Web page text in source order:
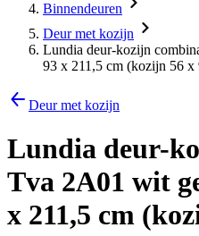
Binnendeuren
Deur met kozijn
Lundia deur-kozijn
93 x 211,5 cm (kozijn 56 x
Deur met kozijn
Lundia deur-
Tva 2A01 wit
x 211,5 cm